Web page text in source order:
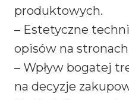
produktowych.
– Estetyczne
opisów na
– Wpływ bogatej
na decyzje